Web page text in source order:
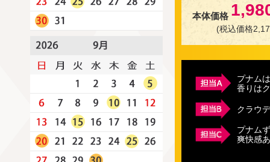
本体価格
(税込価格
プナム
香りは
クラウ
プナム
爽快感